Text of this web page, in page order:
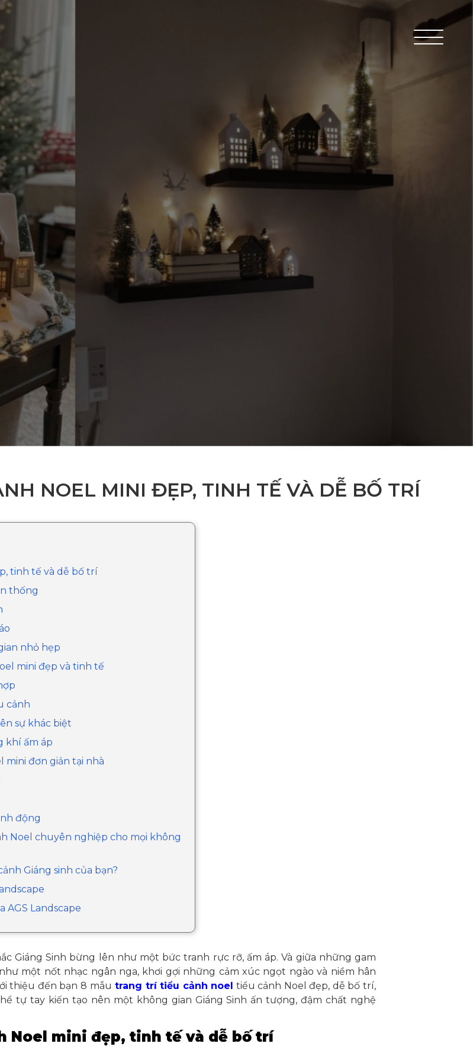
NOEL MINI ĐẸP, TINH TẾ VÀ DỄ BỐ TRÍ
tinh tế và dễ bố trí
thống
nhỏ hẹp
mini đẹp và tinh tế
cảnh
sự khác biệt
khí ấm áp
mini đơn giản tại nhà
động
Noel chuyên nghiệp cho mọi không
Giáng sinh của bạn?
AGS Landscape
Giáng Sinh bừng lên như một bức tranh rực rỡ, ấm áp. Và giữa những gam
một nốt nhạc ngân nga, khơi gợi những cảm xúc ngọt ngào và niềm hân
thiệu đến bạn 8 mẫu trang trí tiểu cảnh noel tiểu cảnh Noel đẹp, dễ bố trí,
tự tay kiến tạo nên một không gian Giáng Sinh ấn tượng, đậm chất nghệ
Noel mini đẹp, tinh tế và dễ bố trí